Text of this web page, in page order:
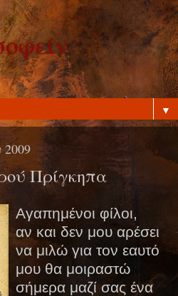
▼
Πρίγκηπα
Αγαπημένοι φίλοι,
αν και δεν μου αρέσει
να μιλώ για τον εαυτό
μου θα μοιραστώ
σήμερα μαζί σας ένα